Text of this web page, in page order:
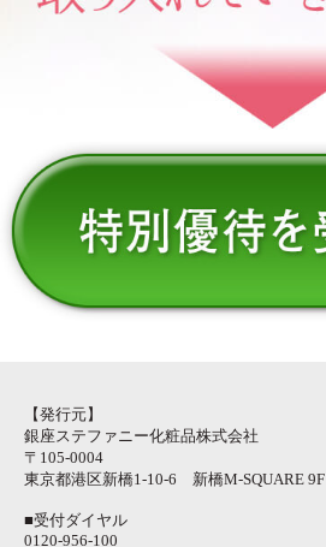
【発行元】
銀座ステファニー化粧品株式会社
〒105-0004
東京都港区新橋1-10-6 新橋M-SQUARE 9F
■受付ダイヤル
0120-956-100